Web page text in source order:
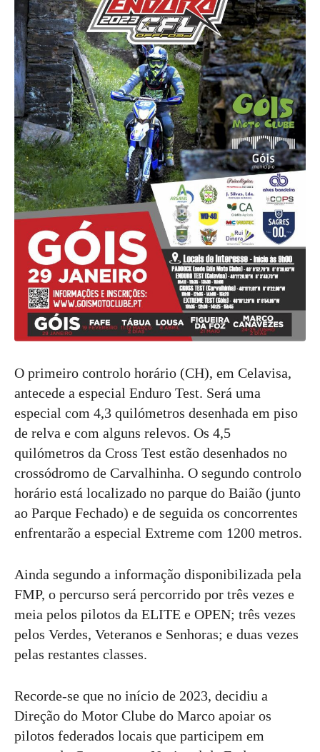
O primeiro controlo horário (CH), em Celavisa,
antecede a especial Enduro Test. Será uma
especial com 4,3 quilómetros desenhada em piso
de relva e com alguns relevos. Os 4,5
quilómetros da Cross Test estão desenhados no
crossódromo de Carvalhinha. O segundo controlo
horário está localizado no parque do Baião (junto
ao Parque Fechado) e de seguida os concorrentes
enfrentarão a especial Extreme com 1200 metros.
Ainda segundo a informação disponibilizada pela
FMP, o percurso será percorrido por três vezes e
meia pelos pilotos da ELITE e OPEN; três vezes
pelos Verdes, Veteranos e Senhoras; e duas vezes
pelas restantes classes.
Recorde-se que no início de 2023, decidiu a
Direção do Motor Clube do Marco apoiar os
pilotos federados locais que participem em